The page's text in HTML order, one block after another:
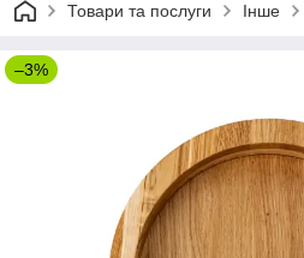
Товари та послуги Інше
–3%